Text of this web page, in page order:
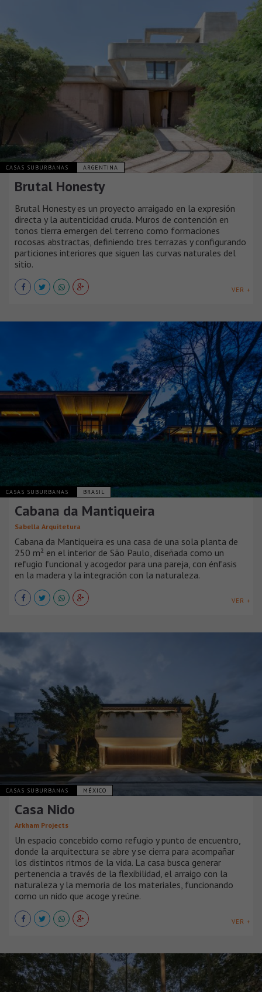
CASAS SUBURBANAS ARGENTINA
Brutal Honesty
Brutal Honesty es un proyecto arraigado en la expresión
directa y la autenticidad cruda. Muros de contención en
tonos tierra emergen del terreno como formaciones
rocosas abstractas, definiendo tres terrazas y configurando
particiones interiores que siguen las curvas naturales del
sitio.
VER +
CASAS SUBURBANAS BRASIL
Cabana da Mantiqueira
Sabella Arquitetura
Cabana da Mantiqueira es una casa de una sola planta de
250 m² en el interior de São Paulo, diseñada como un
refugio funcional y acogedor para una pareja, con énfasis
en la madera y la integración con la naturaleza.
VER +
CASAS SUBURBANAS MÉXICO
Casa Nido
Arkham Projects
Un espacio concebido como refugio y punto de encuentro,
donde la arquitectura se abre y se cierra para acompañar
los distintos ritmos de la vida. La casa busca generar
pertenencia a través de la flexibilidad, el arraigo con la
naturaleza y la memoria de los materiales, funcionando
como un nido que acoge y reúne.
VER +